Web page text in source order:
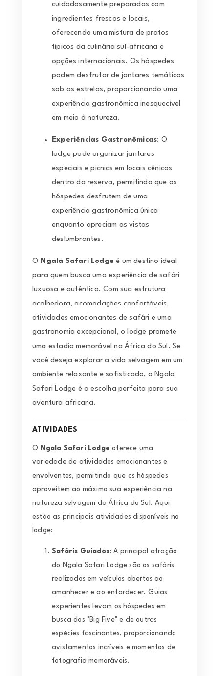
cuidadosamente preparadas com
ingredientes frescos e locais,
oferecendo uma mistura de pratos
típicos da culinária sul-africana e
opções internacionais. Os hóspedes
podem desfrutar de jantares temáticos
sob as estrelas, proporcionando uma
experiência gastronômica inesquecível
em meio à natureza.
Experiências Gastronômicas: O
lodge pode organizar jantares
especiais e picnics em locais cênicos
dentro da reserva, permitindo que os
hóspedes desfrutem de uma
experiência gastronômica única
enquanto apreciam as vistas
deslumbrantes.
O Ngala Safari Lodge é um destino ideal
para quem busca uma experiência de safári
luxuosa e autêntica. Com sua estrutura
acolhedora, acomodações confortáveis,
atividades emocionantes de safári e uma
gastronomia excepcional, o lodge promete
uma estadia memorável na África do Sul. Se
você deseja explorar a vida selvagem em um
ambiente relaxante e sofisticado, o Ngala
Safari Lodge é a escolha perfeita para sua
aventura africana.
ATIVIDADES
O Ngala Safari Lodge oferece uma
variedade de atividades emocionantes e
envolventes, permitindo que os hóspedes
aproveitem ao máximo sua experiência na
natureza selvagem da África do Sul. Aqui
estão as principais atividades disponíveis no
lodge:
Safáris Guiados: A principal atração
do Ngala Safari Lodge são os safáris
realizados em veículos abertos ao
amanhecer e ao entardecer. Guias
experientes levam os hóspedes em
busca dos "Big Five" e de outras
espécies fascinantes, proporcionando
avistamentos incríveis e momentos de
fotografia memoráveis.